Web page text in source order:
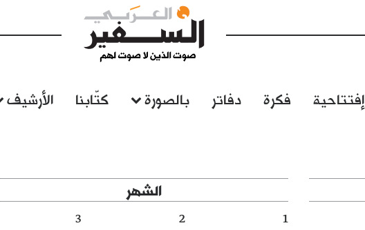
إفتتاحية فكرة دفاتر بالصورة كتّابنا الأرشيف
الشهر
1
2
3